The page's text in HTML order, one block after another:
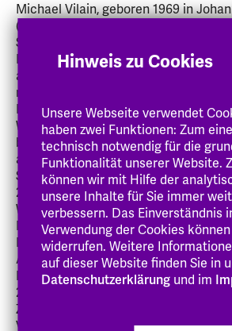
Michael Vilain, geboren 1969 in
(Südafrika), absolvierte die Schule in
Südafrika, Abitur 1988 in Lippstadt,
Betriebswirtschaftslehre in Münster.
als geschäftsführender
mittelständischen Betriebes. Parallel
Herr Vilain ab 1998
Wirtschaftspolitik im
bis 2003 arbeitete er als
am Forschungsschwerpunkt
Sozialwirtschaft an der
2003 am Institut für
Westfälischen Wilhelms-Universität
Mitarbeit in und Leitung von
Drittmittelprojekten, Promotion zum
Auftrag und ökonomischer
Finanzierungslehre für Nonprofit-
2004 bis 2006 war Herr Vilain
Zentrums für Nonprofit-Management.
Vertretungsprofessuren an der
Hinweis zu Cookies
Unsere Webseite verwendet
haben zwei Funktionen: Zum
technisch notwendig für die
Funktionalität unserer Website.
können wir mit Hilfe der
unsere Inhalte für Sie immer
verbessern. Das Einverständnis
Verwendung der Cookies
widerrufen. Weitere
auf dieser Website finden Sie in
Datenschutzerklärung und im